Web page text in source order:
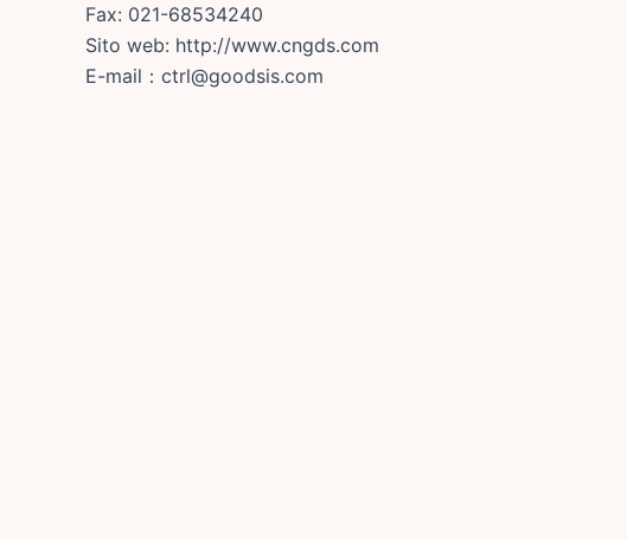
Fax: 021-68534240
Sito web: http://www.cngds.com
E-mail：ctrl@goodsis.com